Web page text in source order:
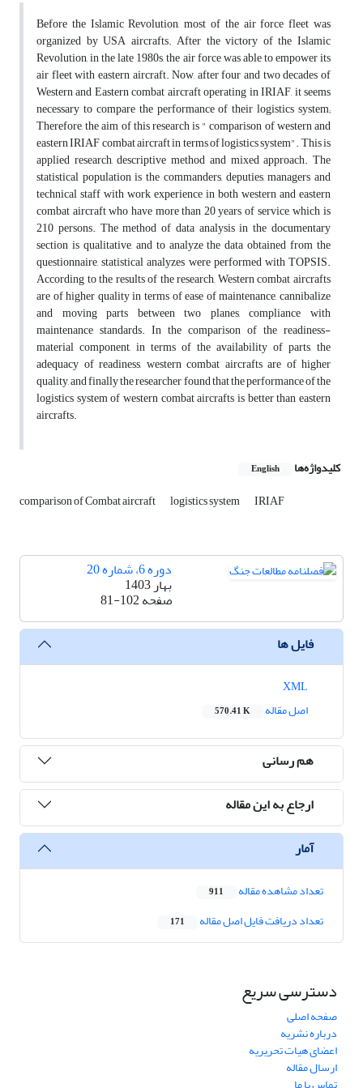
Before the Islamic Revolution, most of the air force fleet was
organized by USA aircrafts. After the victory of the Islamic
Revolution, in the late 1980s, the air force was able to empower its
air fleet with eastern aircraft. Now, after four and two decades of
Western and Eastern combat aircraft operating in IRIAF, it seems
necessary to compare the performance of their logistics system;
Therefore, the aim of this research is " comparison of western and
eastern IRIAF combat aircraft in terms of logistics system". This is
applied research, descriptive method and mixed approach. The
statistical population is the commanders, deputies, managers and
technical staff with work experience in both western and eastern
combat aircraft who have more than 20 years of service, which is
210 persons. The method of data analysis in the documentary
section is qualitative, and to analyze the data obtained from the
questionnaire, statistical analyzes were performed with TOPSIS.
According to the results of the research, Western combat aircrafts
are of higher quality in terms of ease of maintenance, cannibalize
and moving parts between two planes, compliance with
maintenance standards. In the comparison of the readiness-
material component, in terms of the availability of parts, the
adequacy of readiness, western combat aircrafts are of higher
quality, and finally the researcher found that the performance of the
logistics system of western combat aircrafts is better than eastern
aircrafts.
کلیدواژه‌ها English
comparison of Combat aircraft logistics system IRIAF
دوره 6، شماره 20
بهار 1403
صفحه81-102
فایل ها
اصل مقاله
570.41 K
هم رسانی
ارجاع به این مقاله
آمار
تعداد مشاهده مقاله 911
تعداد دریافت فایل اصل مقاله 171
دسترسی سریع
صفحه اصلی
درباره نشریه
اعضای هیات تحریریه
ارسال مقاله